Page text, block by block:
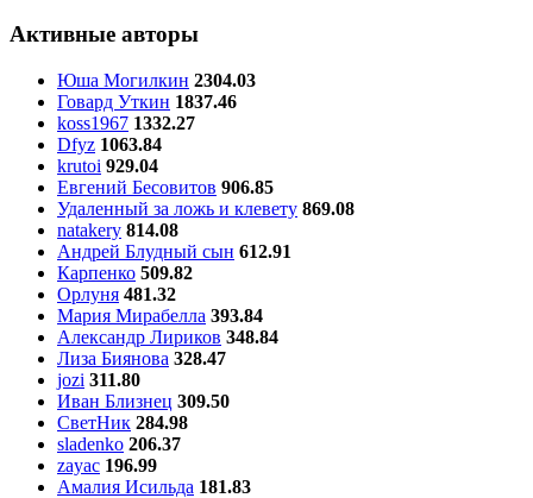
Активные авторы
Юша Могилкин 2304.03
Говард Уткин 1837.46
koss1967 1332.27
Dfyz 1063.84
krutoi 929.04
Евгений Бесовитов 906.85
Удаленный за ложь и клевету 869.08
natakery 814.08
Андрей Блудный сын 612.91
Карпенко 509.82
Орлуня 481.32
Мария Мирабелла 393.84
Александр Лириков 348.84
Лиза Биянова 328.47
jozi 311.80
Иван Близнец 309.50
СветНик 284.98
sladenko 206.37
zayac 196.99
Амалия Исильда 181.83